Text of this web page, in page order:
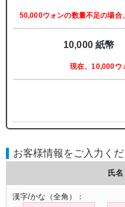
50,000ウォンの数量不足の場合
10,000 紙
現在、10,000ウ
お客様情報をご入力くだ
氏名
漢字/かな （全角）
：